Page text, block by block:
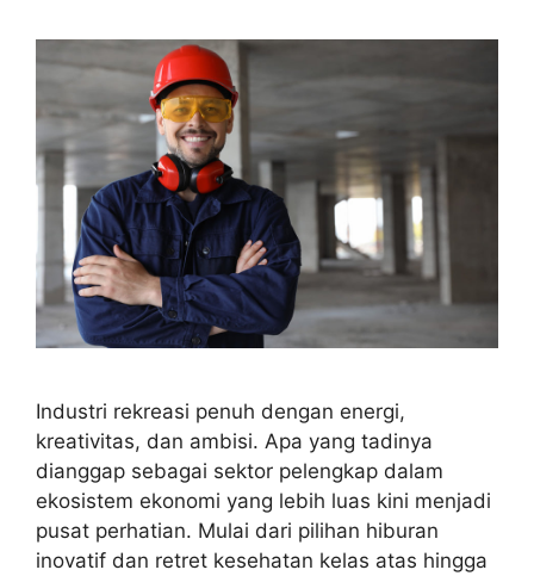
Industri rekreasi penuh dengan energi,
kreativitas, dan ambisi. Apa yang tadinya
dianggap sebagai sektor pelengkap dalam
ekosistem ekonomi yang lebih luas kini menjadi
pusat perhatian. Mulai dari pilihan hiburan
inovatif dan retret kesehatan kelas atas hingga